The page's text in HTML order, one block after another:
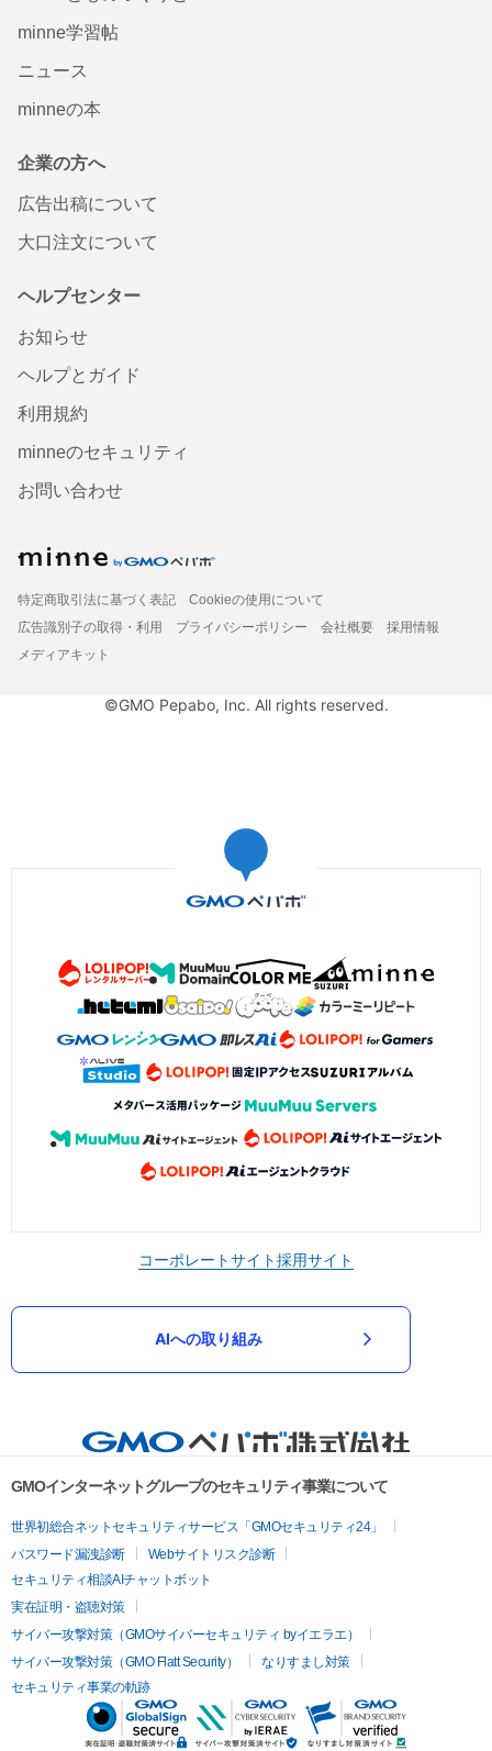
minne学習帖
ニュース
minneの本
企業の方へ
広告出稿について
大口注文について
ヘルプセンター
お知らせ
ヘルプとガイド
利用規約
minneのセキュリティ
お問い合わせ
特定商取引法に基づく表記
Cookieの使用について
広告識別子の取得・利用
プライバシーポリシー 会社概要
採用情報
メディアキット
©GMO Pepabo, Inc. All rights reserved.
コーポレートサイト採用サイト
AIへの取り組み
GMOインターネットグループのセキュリティ事業について
世界初総合ネットセキュリティサービス「GMOセキュリティ24」
パスワード漏洩診断
Webサイトリスク診断
セキュリティ相談AIチャットボット
実在証明・盗聴対策
サイバー攻撃対策（GMOサイバーセキュリティ byイエラエ）
サイバー攻撃対策（GMO Flatt Security）
なりすまし対策
セキュリティ事業の軌跡